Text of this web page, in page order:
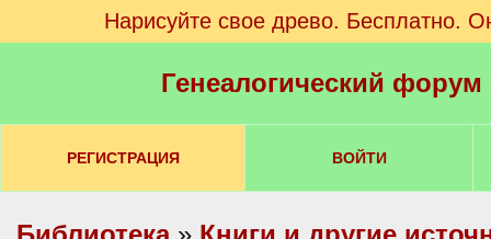
Нарисуйте свое древо. Бесплатно.
Генеалогический
РЕГИСТРАЦИЯ ВОЙТИ